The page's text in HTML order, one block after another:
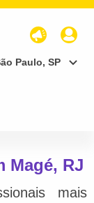
Paulo, SP
Magé, RJ
mais